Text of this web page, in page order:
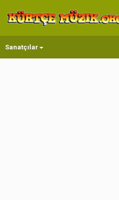
Sanatçılar